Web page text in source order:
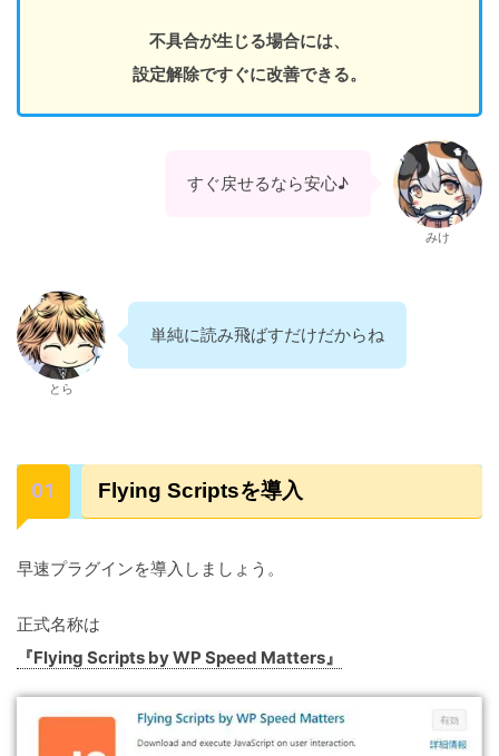
不具合が生じる場合には、
設定解除ですぐに改善できる。
すぐ戻せるなら安心♪
みけ
とら
単純に読み飛ばすだけだからね
Flying Scriptsを導入
早速プラグインを導入しましょう。
正式名称は
『Flying Scripts by WP Speed Matters』